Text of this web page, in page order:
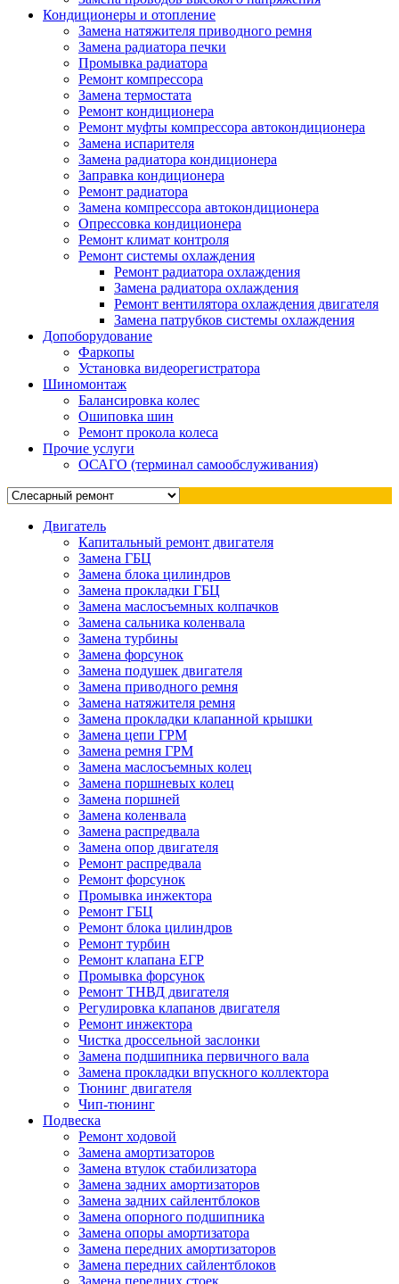
Кондиционеры и отопление
Замена натяжителя приводного ремня
Замена радиатора печки
Промывка радиатора
Ремонт компрессора
Замена термостата
Ремонт кондиционера
Ремонт муфты компрессора автокондиционера
Замена испарителя
Замена радиатора кондиционера
Заправка кондиционера
Ремонт радиатора
Замена компрессора автокондиционера
Опрессовка кондиционера
Ремонт климат контроля
Ремонт системы охлаждения
Ремонт радиатора охлаждения
Замена радиатора охлаждения
Ремонт вентилятора охлаждения двигателя
Замена патрубков системы охлаждения
Допоборудование
Фаркопы
Установка видеорегистратора
Шиномонтаж
Балансировка колес
Ошиповка шин
Ремонт прокола колеса
Прочие услуги
ОСАГО (терминал самообслуживания)
Двигатель
Капитальный ремонт двигателя
Замена ГБЦ
Замена блока цилиндров
Замена прокладки ГБЦ
Замена маслосъемных колпачков
Замена сальника коленвала
Замена турбины
Замена форсунок
Замена подушек двигателя
Замена приводного ремня
Замена натяжителя ремня
Замена прокладки клапанной крышки
Замена цепи ГРМ
Замена ремня ГРМ
Замена маслосъемных колец
Замена поршневых колец
Замена поршней
Замена коленвала
Замена распредвала
Замена опор двигателя
Ремонт распредвала
Ремонт форсунок
Промывка инжектора
Ремонт ГБЦ
Ремонт блока цилиндров
Ремонт турбин
Ремонт клапана ЕГР
Промывка форсунок
Ремонт ТНВД двигателя
Регулировка клапанов двигателя
Ремонт инжектора
Чистка дроссельной заслонки
Замена подшипника первичного вала
Замена прокладки впускного коллектора
Тюнинг двигателя
Чип-тюнинг
Подвеска
Ремонт ходовой
Замена амортизаторов
Замена втулок стабилизатора
Замена задних амортизаторов
Замена задних сайлентблоков
Замена опорного подшипника
Замена опоры амортизатора
Замена передних амортизаторов
Замена передних сайлентблоков
Замена передних стоек